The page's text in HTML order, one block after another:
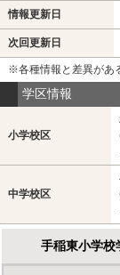
情報更新日
次回更新日
※各種情報と差異があ
学区情報
小学校区
中学校区
手稲東小学校